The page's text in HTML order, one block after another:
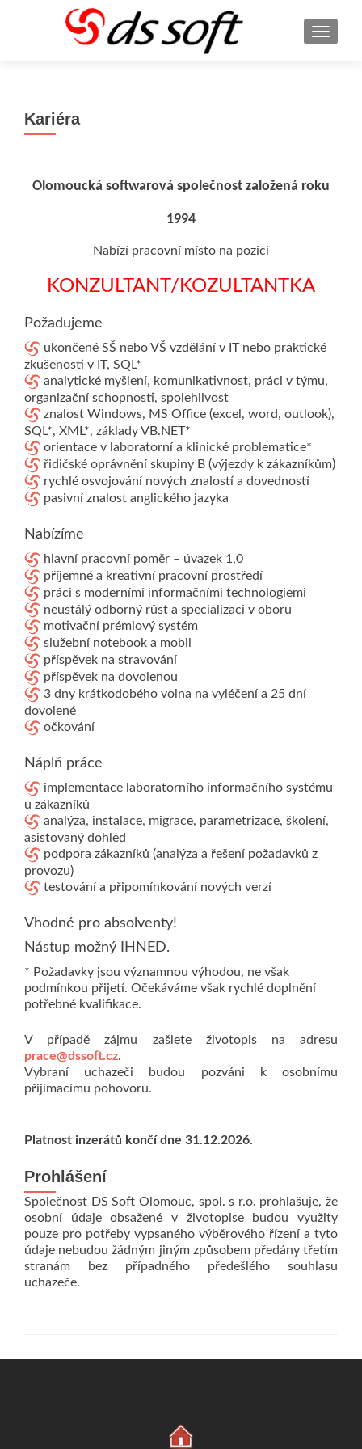
Kariéra
Olomoucká softwarová společnost založená roku
1994
Nabízí pracovní místo na pozici
KONZULTANT/KOZULTANTKA
Požadujeme
ukončené SŠ nebo VŠ vzdělání v IT nebo praktické
zkušenosti v IT, SQL*
analytické myšlení, komunikativnost, práci v týmu,
organizační schopnosti, spolehlivost
znalost Windows, MS Office (excel, word, outlook),
SQL*, XML*, základy VB.NET*
orientace v laboratorní a klinické problematice*
řidičské oprávnění skupiny B (výjezdy k zákazníkům)
rychlé osvojování nových znalostí a dovedností
pasivní znalost anglického jazyka
Nabízíme
hlavní pracovní poměr – úvazek 1,0
příjemné a kreativní pracovní prostředí
práci s moderními informačními technologiemi
neustálý odborný růst a specializaci v oboru
motivační prémiový systém
služební notebook a mobil
příspěvek na stravování
příspěvek na dovolenou
3 dny krátkodobého volna na vyléčení a 25 dní
dovolené
očkování
Náplň práce
implementace laboratorního informačního systému
u zákazníků
analýza, instalace, migrace, parametrizace, školení,
asistovaný dohled
podpora zákazníků (analýza a řešení požadavků z
provozu)
testování a připomínkování nových verzí
Vhodné pro absolventy!
Nástup možný IHNED.
* Požadavky jsou významnou výhodou, ne však
podmínkou přijetí. Očekáváme však rychlé doplnění
potřebné kvalifikace.
V případě zájmu zašlete životopis na adresu
prace@dssoft.cz.
Vybraní uchazeči budou pozváni k osobnímu
přijímacímu pohovoru.
Platnost inzerátů končí dne 31.12.2026.
Prohlášení
Společnost DS Soft Olomouc, spol. s r.o. prohlašuje, že
osobní údaje obsažené v životopise budou využity
pouze pro potřeby vypsaného výběrového řízení a tyto
údaje nebudou žádným jiným způsobem předány třetím
stranám bez případného předešlého souhlasu
uchazeče.